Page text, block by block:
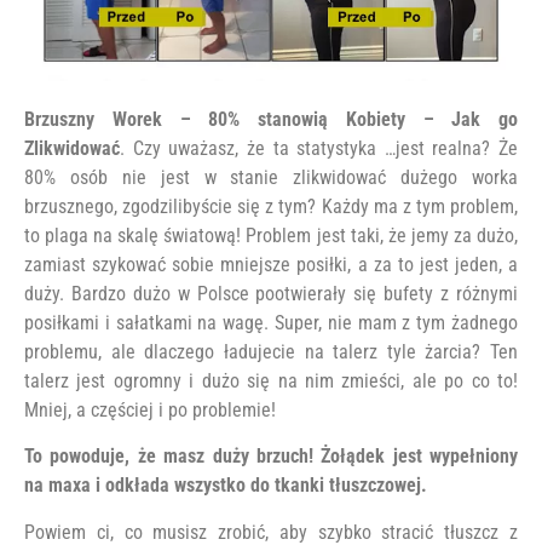
Brzuszny Worek – 80% stanowią Kobiety – Jak go
Zlikwidować. Czy uważasz, że ta statystyka …jest realna? Że
80% osób nie jest w stanie zlikwidować dużego worka
brzusznego, zgodzilibyście się z tym? Każdy ma z tym problem,
to plaga na skalę światową! Problem jest taki, że jemy za dużo,
zamiast szykować sobie mniejsze posiłki, a za to jest jeden, a
duży. Bardzo dużo w Polsce pootwierały się bufety z różnymi
posiłkami i sałatkami na wagę. Super, nie mam z tym żadnego
problemu, ale dlaczego ładujecie na talerz tyle żarcia? Ten
talerz jest ogromny i dużo się na nim zmieści, ale po co to!
Mniej, a częściej i po problemie!
To powoduje, że masz duży brzuch! Żołądek jest wypełniony
na maxa i odkłada wszystko do tkanki tłuszczowej.
Powiem ci, co musisz zrobić, aby szybko stracić tłuszcz z